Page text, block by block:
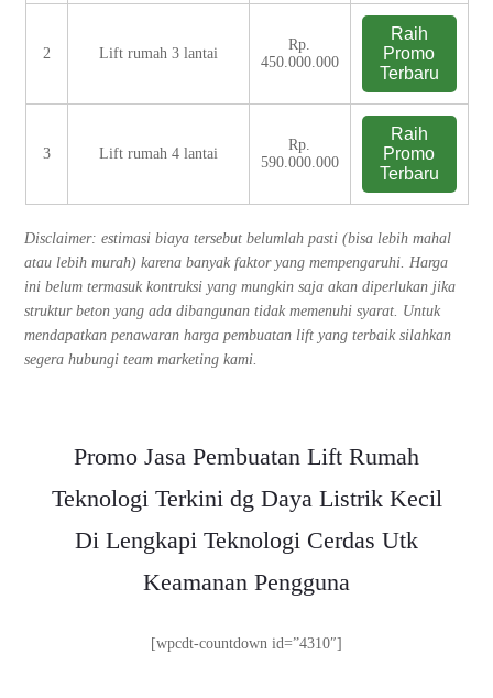
2 Lift rumah 3 lantai
Rp.
450.000.000
Raih
Promo
Terbaru
3 Lift rumah 4 lantai
Rp.
590.000.000
Raih
Promo
Terbaru
Disclaimer: estimasi biaya tersebut belumlah pasti (bisa lebih mahal
atau lebih murah) karena banyak faktor yang mempengaruhi. Harga
ini belum termasuk kontruksi yang mungkin saja akan diperlukan jika
struktur beton yang ada dibangunan tidak memenuhi syarat. Untuk
mendapatkan penawaran harga pembuatan lift yang terbaik silahkan
segera hubungi team marketing kami.
Promo Jasa Pembuatan Lift Rumah
Teknologi Terkini dg Daya Listrik Kecil
Di Lengkapi Teknologi Cerdas Utk
Keamanan Pengguna
[wpcdt-countdown id=”4310″]